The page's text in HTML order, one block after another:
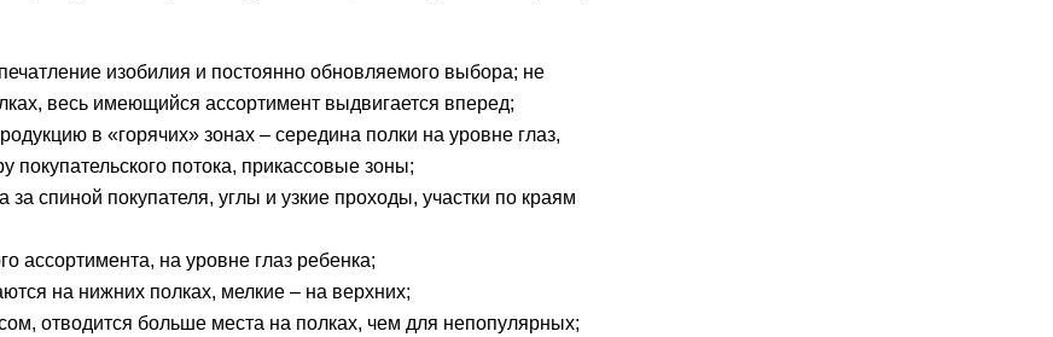
изобилия и постоянно обновляемого выбора; не
весь имеющийся ассортимент выдвигается вперед;
в «горячих» зонах – середина полки на уровне глаз,
покупательского потока, прикассовые зоны;
спиной покупателя, углы и узкие проходы, участки по краям
ассортимента, на уровне глаз ребенка;
на нижних полках, мелкие – на верхних;
отводится больше места на полках, чем для непопулярных;